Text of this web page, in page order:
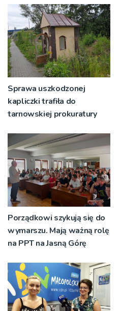
Sprawa uszkodzonej
kapliczki trafiła do
tarnowskiej prokuratury
Porządkowi szykują się do
wymarszu. Mają ważną rolę
na PPT na Jasną Górę